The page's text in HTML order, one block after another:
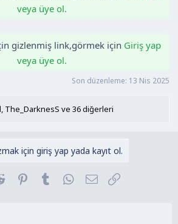
veya üye ol.
gizlenmiş link,görmek için Giriş yap
veya üye ol.
Son düzenleme: 13 Nis 2025
The_DarknesS ve 36 diğerleri
için giriş yap yada kayıt ol.
Reddit Pinterest
Tumblr WhatsApp
E-posta